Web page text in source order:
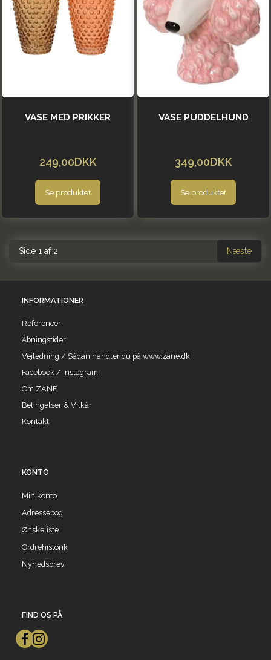
VASE MED PRIKKER
249,00DKK
Se produktet
VASE PUDDELHUND
349,00DKK
Se produktet
Side 1 af 2 Næste
INFORMATIONER
Referencer
Åbningstider
Vejledning / Sådan handler du på www.zane.dk
Facebook / Instagram
Om ZANE
Betingelser & Vilkår
Kontakt
KONTO
Min konto
Adressebog
Ønskeliste
Ordrehistorik
Nyhedsbrev
FIND OS PÅ